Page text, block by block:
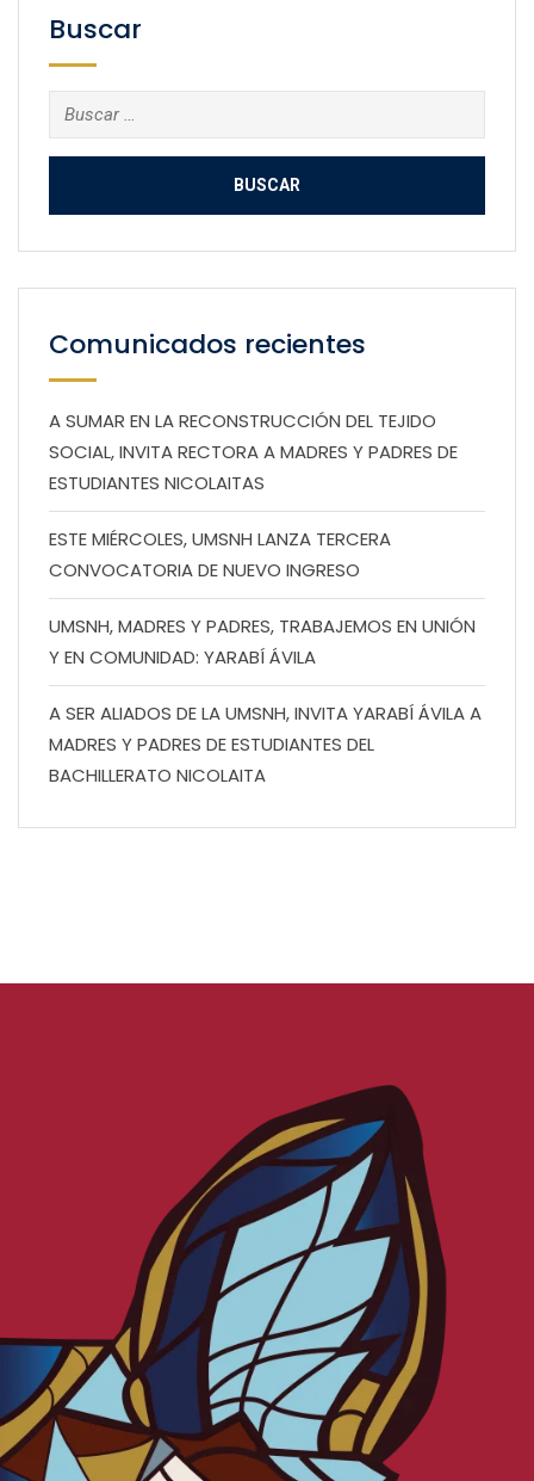
Buscar
Buscar:
Comunicados recientes
A SUMAR EN LA RECONSTRUCCIÓN DEL TEJIDO
SOCIAL, INVITA RECTORA A MADRES Y PADRES DE
ESTUDIANTES NICOLAITAS
ESTE MIÉRCOLES, UMSNH LANZA TERCERA
CONVOCATORIA DE NUEVO INGRESO
UMSNH, MADRES Y PADRES, TRABAJEMOS EN UNIÓN
Y EN COMUNIDAD: YARABÍ ÁVILA
A SER ALIADOS DE LA UMSNH, INVITA YARABÍ ÁVILA A
MADRES Y PADRES DE ESTUDIANTES DEL
BACHILLERATO NICOLAITA